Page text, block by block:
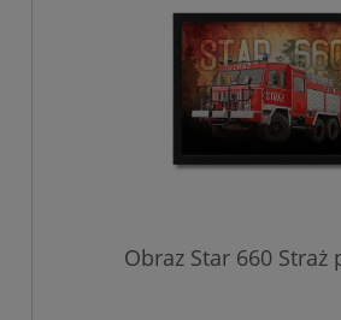
Obraz Star 660 Straż